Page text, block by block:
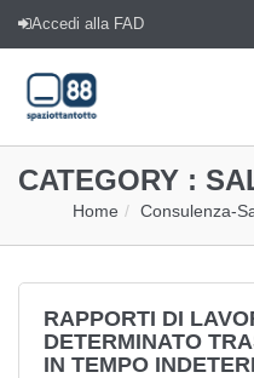
Accedi alla FAD
CATEGORY :
Home Consulenza-
RAPPORTI DI
DETERMINATO
IN TEMPO